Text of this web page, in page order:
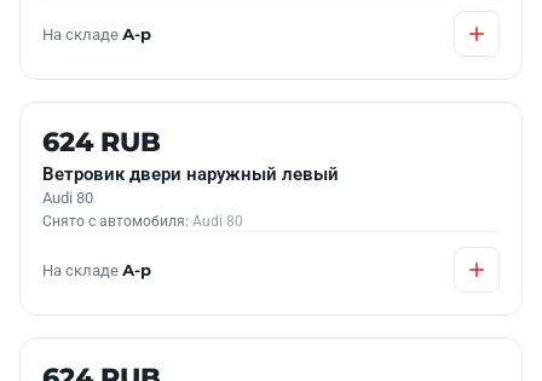
На складе А-р
Б/У В НАЛИЧИИ
624 RUB
Ветровик двери наружный левый
Audi 80
Снято с автомобиля: Audi 80
На складе А-р
Б/У В НАЛИЧИИ